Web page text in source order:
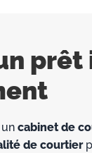
prêt
cabinet de
de courtier